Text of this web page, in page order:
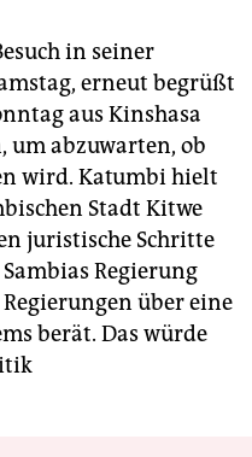
in seiner
erneut begrüßt
aus Kinshasa
um abzuwarten, ob
wird. Katumbi hielt
Stadt Kitwe
juristische Schritte
Regierung
über eine
berät. Das würde